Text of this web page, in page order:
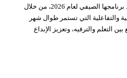
تواصل هيئة الشارقة للمتاحف تنفيذ برنامجها الصيفي لعام 2026، من خلال
والتفاعلية التي تستمر طوال شهر
والترفيه، وتعزيز الإبداع